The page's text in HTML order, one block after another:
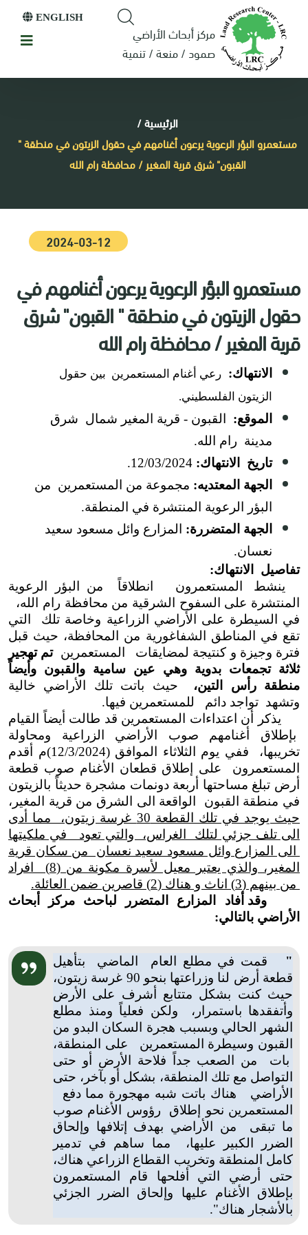
مركز أبحاث الأراضي
صمود / منعة / تنمية
ENGLISH
الرئيسية/
مستعمرو البؤر الرعوية يرعون أغنامهم في حقول الزيتون في منطقة "
القبون" شرق قرية المغير / محافظة رام الله
2024-03-12
مستعمرو البؤر الرعوية يرعون أغنامهم في
حقول الزيتون في منطقة " القبون" شرق
قرية المغير / محافظة رام الله
الانتهاك: رعي أغنام المستعمرين بين حقول
الزيتون الفلسطيني.
الموقع: القبون - قرية المغير شمال شرق
مدينة رام الله.
تاريخ الانتهاك:
الجهة المعتديه: مجموعة من المستعمرين من
البؤر الرعوية المنتشرة في المنطقة.
الجهة المتضررة: المزارع وائل مسعود سعيد
نعسان.
تفاصيل الانتهاك:
ينشط المستعمرون انطلاقاً من البؤر الرعوية
المنتشرة على السفوح الشرقية من محافظة رام الله،
في السيطرة على الأراضي الزراعية وخاصة تلك التي
تقع في المناطق الشفاغورية من المحافظة، حيث قبل
فترة وجيزة و كنتيجة لمضايقات المستعمرينتم تهجير
ثلاثة تجمعات بدوية وهي عين سامية والقبون وأيضاً
منطقة رأس التين، حيث باتت تلك الأراضي خالية
وتشهد تواجد دائم للمستعمرين فيها.
يذكر أن اعتداءات المستعمرين قد طالت أيضاً القيام
بإطلاق أغنامهم صوب الأراضي الزراعية ومحاولة
تخريبها، ففي يوم الثلاثاء الموافق (12/3/2024)م أقدم
المستعمرون على إطلاق قطعان الأغنام صوب قطعة
أرض تبلغ مساحتها أربعة دونمات مشجرة حديثاً بالزيتون
في منطقة القبون الواقعة الى الشرق من قرية المغير،
حيث يوجد في تلك القطعة 30 غرسة زيتون، مما أدى
الى تلف جزئي لتلك الغراس، والتي تعود في ملكيتها
الى المزارع وائل مسعود سعيد نعسان من سكان قرية
المغير، والذي يعتبر معيل لأسرة مكونة من (8) افراد
من بينهم (3) اناث و هناك (2) قاصرين ضمن العائلة.
وقد أفاد المزارع المتضرر لباحث مركز أبحاث
الأراضي بالتالي:
" قمت في مطلع العام الماضي بتأهيل
قطعة أرض لنا وزراعتها بنحو 90 غرسة زيتون،
حيث كنت بشكل متتابع أشرف على الأرض
وأتفقدها باستمرار، ولكن فعلياً ومنذ مطلع
الشهر الحالي وبسبب هجرة السكان البدو من
القبون وسيطرة المستعمرين على المنطقة،
بات من الصعب جداً فلاحة الأرض أو حتى
التواصل مع تلك المنطقة، بشكل أو بآخر، حتى
الأراضي هناك باتت شبه مهجورة مما دفع
المستعمرين نحو إطلاق رؤوس الأغنام صوب
ما تبقى من الأراضي بهدف إتلافها وإلحاق
الضرر الكبير عليها، مما ساهم في تدمير
كامل المنطقة وتخريب القطاع الزراعي هناك،
حتى أرضي التي أفلحها قام المستعمرون
بإطلاق الأغنام عليها وإلحاق الضرر الجزئي
بالأشجار هناك".